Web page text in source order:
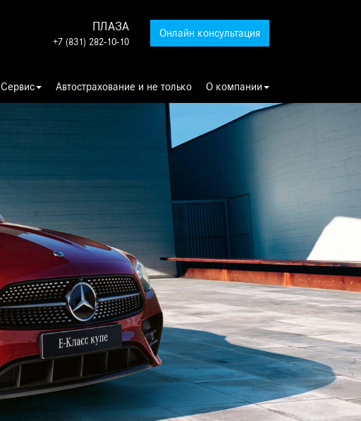
ПЛАЗА
+7 (831) 282-10-10
Онлайн консультация
Сервис Автострахование и не только О компании